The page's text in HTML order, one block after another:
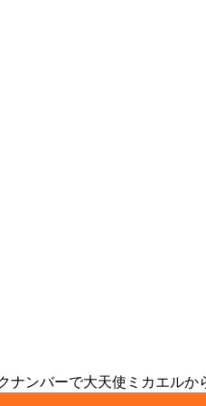
ンバーで大天使ミカエルか